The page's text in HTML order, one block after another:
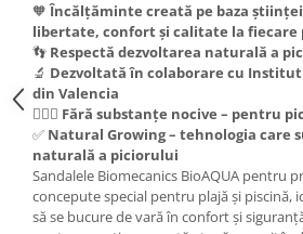
🧡Încălțăminte creată pe baza
libertate, confort și calitate la fiecare
👣 Respectă dezvoltarea naturală a
🔬 Dezvoltată în colaborare cu
din Valencia
👩🏼‍⚕️ Fără substanțe nocive – pentru
✅ Natural Growing – tehnologia care
naturală a piciorului
Sandalele Biomecanics BioAQUA pentru
concepute special pentru plajă și piscină,
să se bucure de vară în confort și